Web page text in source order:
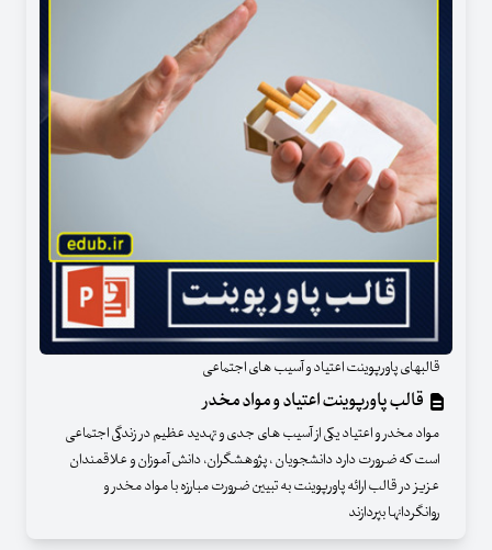
قالبهای پاورپوینت اعتیاد و آسیب های اجتماعی
قالب پاورپوینت اعتیاد و مواد مخدر
مواد مخدر و اعتیاد یکی از آسیب های جدی و تهدید عظیم در زندگی اجتماعی
است که ضرورت دارد دانشجویان ، پژوهشگران، دانش آموزان و علاقمندان
عزیز در قالب ارائه پاورپوینت به تبیین ضرورت مبارزه با مواد مخدر و
روانگردانها بپردازند